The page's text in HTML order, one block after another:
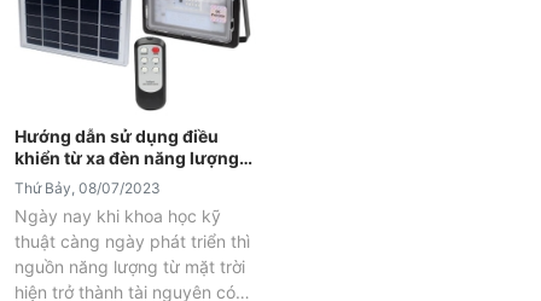
Hướng dẫn sử dụng điều
khiển từ xa đèn năng lượng
mặt trời
Thứ Bảy, 08/07/2023
Ngày nay khi khoa học kỹ
thuật càng ngày phát triển thì
nguồn năng lượng từ mặt trời
hiện trở thành tài nguyên có